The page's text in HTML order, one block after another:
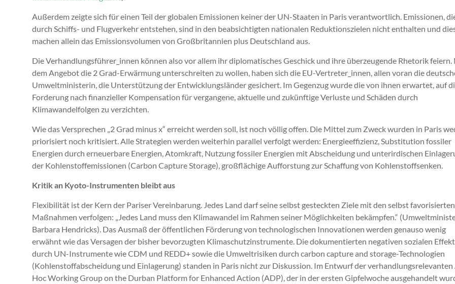
Außerdem zeigte sich für einen Teil der globalen Emissionen keiner der UN-Staaten in Paris verantwortlich. Emissionen,
durch Schiffs- und Flugverkehr entstehen, sind in den beabsichtigten nationalen Reduktionszielen nicht enthalten und
machen allein das Emissionsvolumen von Großbritannien plus Deutschland aus.
Die Verhandlungsführer_innen können also vor allem ihr diplomatisches Geschick und ihre überzeugende Rhetorik
dem Angebot die 2 Grad-Erwärmung unterschreiten zu wollen, haben sich die EU-Vertreter_innen, allen voran die
Umweltministerin, die Unterstützung der Entwicklungsländer gesichert. Im Gegenzug wurde die von ihnen erwartet, auf
Forderung nach finanzieller Kompensation für vergangene, aktuelle und zukünftige Verluste und Schäden durch
Klimawandelfolgen zu verzichten.
Wie das Versprechen „2 Grad minus x“ erreicht werden soll, ist noch völlig offen. Die Mittel zum Zweck wurden in Paris
priorisiert noch kritisiert. Alle Strategien werden weiterhin parallel verfolgt werden: Energieeffizienz, Substitution fossiler
Energien durch erneuerbare Energien, Atomkraft, Nutzung fossiler Energien mit Abscheidung und unterirdischen
der Kohlenstoffemissionen (Carbon Capture Storage), großflächige Aufforstung zur Schaffung von Kohlenstoffsenken.
Kritik an Kyoto-Instrumenten bleibt aus
Flexibilität ist der Kern der Pariser Vereinbarung. Jedes Land darf seine selbst gesteckten Ziele mit den selbst favorisierten
Maßnahmen verfolgen: „Jedes Land muss den Klimawandel im Rahmen seiner Möglichkeiten bekämpfen.“
Barbara Hendricks). Das Ausmaß der öffentlichen Förderung von technologischen Innovationen werden genauso wenig
erwähnt wie das Versagen der bisher bevorzugten Klimaschutzinstrumente. Die dokumentierten negativen sozialen
durch UN-Instrumente wie CDM und REDD+ sowie die Umweltrisiken durch carbon capture and storage-Technologien
(Kohlenstoffabscheidung und Einlagerung) standen in Paris nicht zur Diskussion. Im Entwurf der verhandlungsrelevanten
Hoc Working Group on the Durban Platform for Enhanced Action (ADP), der in der ersten Gipfelwoche ausgehandelt